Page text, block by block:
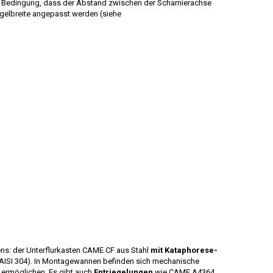
dass der Abstand zwischen der Scharnierachse
angepasst werden (siehe
der Unterflurkasten CAME CF aus Stahl mit Kataphorese-
304). In Montagewannen befinden sich mechanische